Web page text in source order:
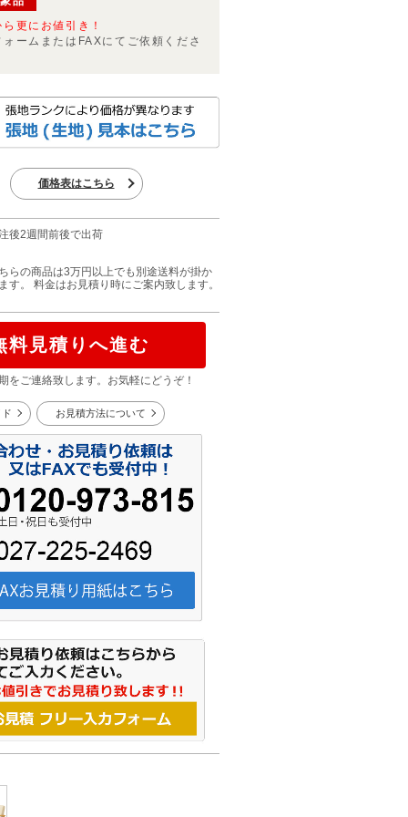
更にお値引き！
ームまたはFAXにてご依頼くださ
価格表はこちら
後2週間前後で出荷
らの商品は3万円以上でも別途送料が掛か
す。 料金はお見積り時にご案内致します。
料見積りへ進む
をご連絡致します。お気軽にどうぞ！
お見積方法について